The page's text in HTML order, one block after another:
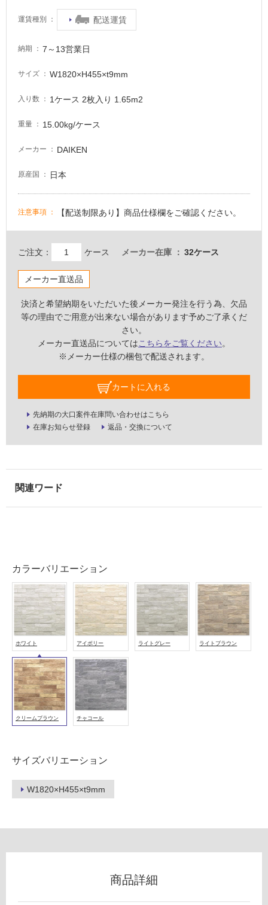
運賃種別 配送運賃
納期 7～13営業日
サイズ W1820×H455×t9mm
入り数 1ケース 2枚入り 1.65m2
重量 15.00kg/ケース
メーカー DAIKEN
原産国 日本
注意事項 【配送制限あり】商品仕様欄をご確認ください。
ご注文： ケース メーカー在庫 32ケース
メーカー直送品
決済と希望納期をいただいた後メーカー発注を行う為、欠品
等の理由でご用意が出来ない場合があります予めご了承くだ
さい。
メーカー直送品についてはこちらをご覧ください。
※メーカー仕様の梱包で配送されます。
カートに入れる
先納期の大口案件在庫問い合わせはこちら
在庫お知らせ登録
返品・交換について
カラーバリエーション
ホワイト アイボリー ライトグレー ライトブラウン
クリームブラウン チャコール
サイズバリエーション
W1820×H455×t9mm
内
屋
外
浴
駐
場
常
し
い
る
適
し
い
が
が
必
て
内
壁・
屋
外
壁・
浴
室
壁
使
用
使
可
冷
以
用
商品詳細